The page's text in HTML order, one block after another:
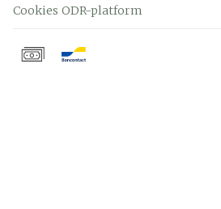
Cookies ODR-platform